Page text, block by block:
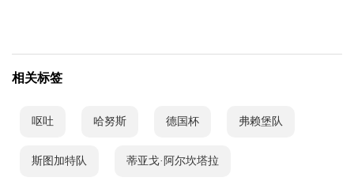
相关标签
呕吐 哈努斯 德国杯 弗赖堡队
斯图加特队 蒂亚戈·阿尔坎塔拉